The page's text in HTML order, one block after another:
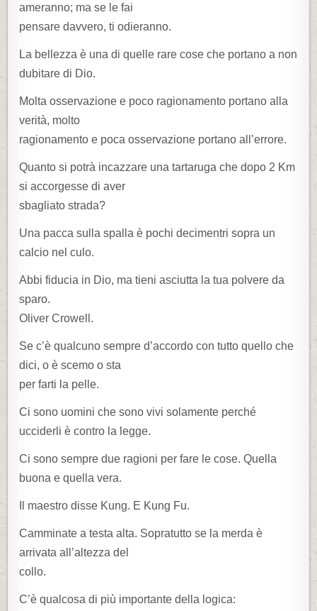
ameranno; ma se le fai
pensare davvero, ti odieranno.
La bellezza è una di quelle rare cose che portano a non
dubitare di Dio.
Molta osservazione e poco ragionamento portano alla
verità, molto
ragionamento e poca osservazione portano all’errore.
Quanto si potrà incazzare una tartaruga che dopo 2 Km
si accorgesse di aver
sbagliato strada?
Una pacca sulla spalla è pochi decimentri sopra un
calcio nel culo.
Abbi fiducia in Dio, ma tieni asciutta la tua polvere da
sparo.
Oliver Crowell.
Se c’è qualcuno sempre d’accordo con tutto quello che
dici, o è scemo o sta
per farti la pelle.
Ci sono uomini che sono vivi solamente perché
ucciderli è contro la legge.
Ci sono sempre due ragioni per fare le cose. Quella
buona e quella vera.
Il maestro disse Kung. E Kung Fu.
Camminate a testa alta. Sopratutto se la merda è
arrivata all’altezza del
collo.
C’è qualcosa di più importante della logica: